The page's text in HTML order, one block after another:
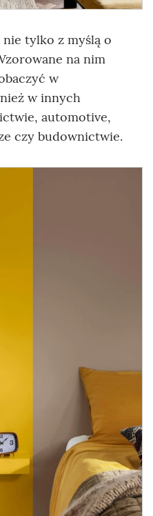
nie tylko z myślą o
na nim
w
w innych
automotive,
czy budownictwie.